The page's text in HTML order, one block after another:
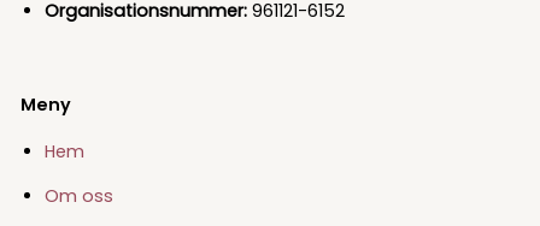
Organisationsnummer: 961121-6152
Meny
Hem
Om oss